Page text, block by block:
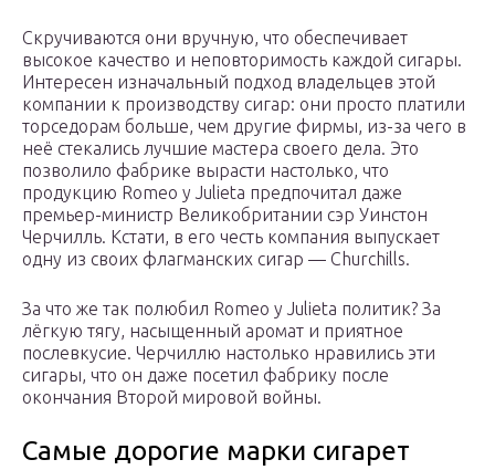
Скручиваются они вручную, что обеспечивает
высокое качество и неповторимость каждой сигары.
Интересен изначальный подход владельцев этой
компании к производству сигар: они просто платили
торседорам больше, чем другие фирмы, из-за чего в
неё стекались лучшие мастера своего дела. Это
позволило фабрике вырасти настолько, что
продукцию Romeo y Julieta предпочитал даже
премьер-министр Великобритании сэр Уинстон
Черчилль. Кстати, в его честь компания выпускает
одну из своих флагманских сигар — Churchills.
За что же так полюбил Romeo y Julieta политик? За
лёгкую тягу, насыщенный аромат и приятное
послевкусие. Черчиллю настолько нравились эти
сигары, что он даже посетил фабрику после
окончания Второй мировой войны.
Самые дорогие марки сигарет